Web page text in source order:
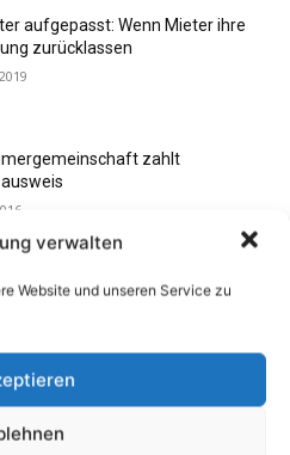
verwalten
Website und unseren Service zu
aufgepasst: Wenn Mieter ihre
zurücklassen
zahlt
«Oliven»